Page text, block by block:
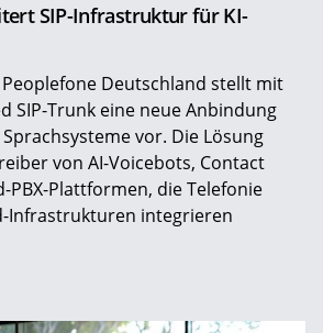
SIP-Infrastruktur für KI-
Deutschland stellt mit
SIP-Trunk eine neue Anbindung
vor. Die Lösung
von AI-Voicebots, Contact
PBX-Plattformen, die Telefonie
Infrastrukturen integrieren